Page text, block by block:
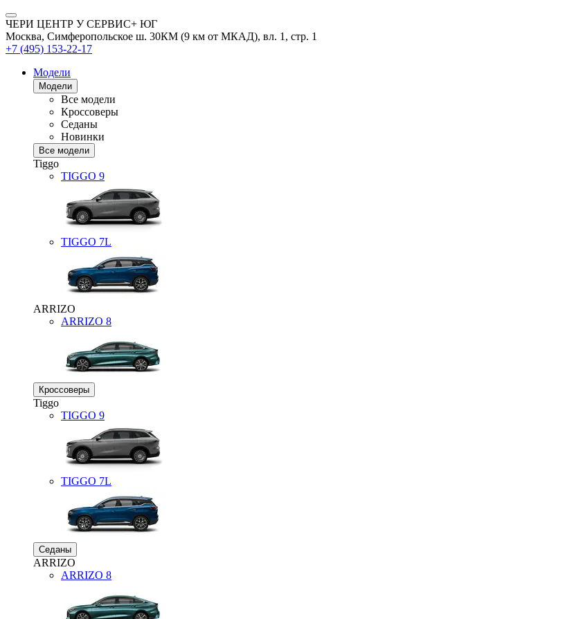
ЧЕРИ ЦЕНТР У СЕРВИС+ ЮГ
Москва, Симферопольское ш. 30КМ (9 км от МКАД), вл. 1, стр. 1
+7 (495) 153-22-17
Модели
Модели
Все модели
Кроссоверы
Седаны
Новинки
Все модели
Tiggo
TIGGO 9
TIGGO 7L
ARRIZO
ARRIZO 8
Кроссоверы
Tiggo
TIGGO 9
TIGGO 7L
Седаны
ARRIZO
ARRIZO 8